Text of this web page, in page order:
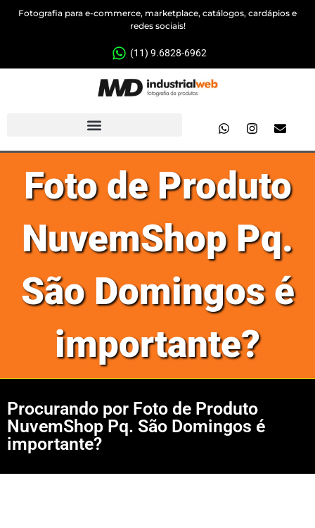
Fotografia para e-commerce, marketplace, catálogos, cardápios e
redes sociais!
(11) 9.6828-6962
Foto de Produto
NuvemShop Pq.
São Domingos é
importante?
Procurando por Foto de Produto
NuvemShop Pq. São Domingos é
importante?